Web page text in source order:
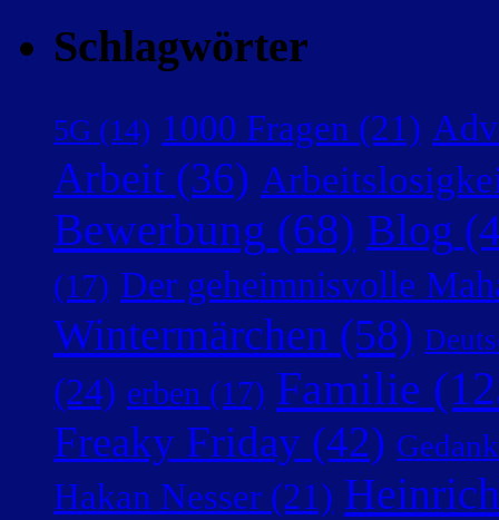
Schlagwörter
5G (14) 1000 Fragen (21)
Arbeit (36)
Bewerbung (68) Blog
(17) Der geheimnisvolle
Wintermärchen (58)
(24) erben (17) Familie
Freaky Friday (42)
Hakan Nesser (21)